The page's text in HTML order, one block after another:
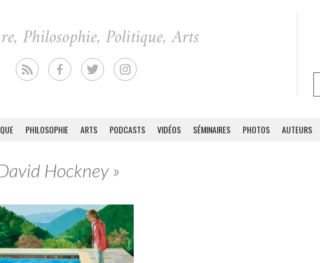
PHILOSOPHIE ARTS PODCASTS VIDÉOS SÉMINAIRES PHOTOS AUTEURS
Hockney »